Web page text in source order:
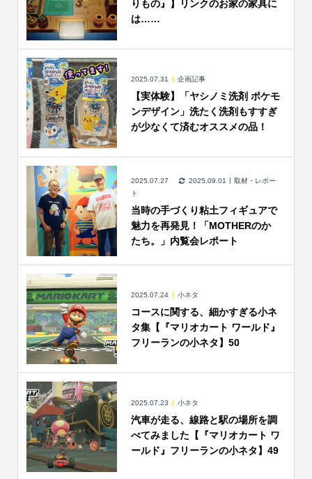
りもの』】リンクのお家の家具に
は……
2025.07.31 企画記事
【実体験】「ヤシノミ洗剤 ポケモ
ンデザイン」洗たく洗剤もすすぎ
が少なくて済むオススメの品！
2025.07.27 2025.09.01
取材・レポー
ト
当時の手づくり粘土フィギュアで
魅力を再発見！「MOTHERのか
たち。」内覧会レポート
2025.07.24 小ネタ
コースに関する、細かすぎる小ネ
タ集【『マリオカート ワールド』
フリーランの小ネタ】50
2025.07.23 小ネタ
汽車が走る、線路と駅の場所を調
べてみました【『マリオカート ワ
ールド』フリーランの小ネタ】49